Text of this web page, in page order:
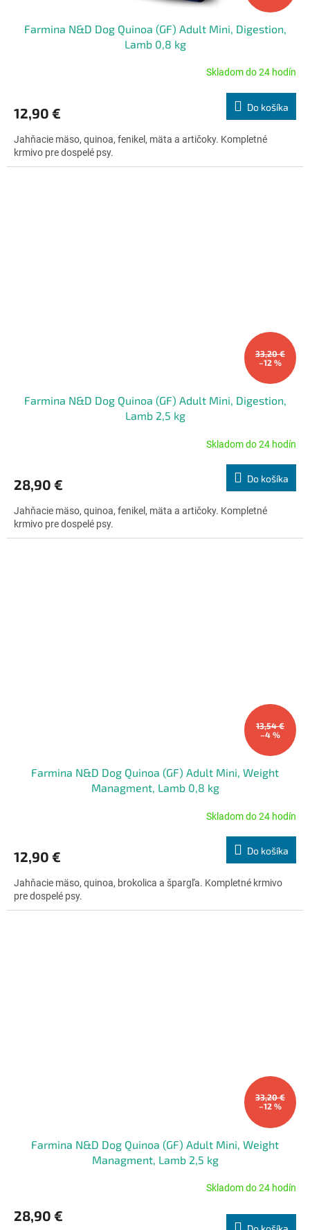
Farmina N&D Dog Quinoa (GF) Adult Mini, Digestion,
Lamb 0,8 kg
je
z
5
hviezdičiek.
Skladom do 24 hodín
12,90 € Do košíka
Jahňacie mäso, quinoa, fenikel, mäta a artičoky. Kompletné
krmivo pre dospelé psy.
33,20 €
–12 %
Farmina N&D Dog Quinoa (GF) Adult Mini, Digestion,
Lamb 2,5 kg
je
z
5
hviezdičiek.
Skladom do 24 hodín
28,90 € Do košíka
Jahňacie mäso, quinoa, fenikel, mäta a artičoky. Kompletné
krmivo pre dospelé psy.
13,54 €
–4 %
Farmina N&D Dog Quinoa (GF) Adult Mini, Weight
Managment, Lamb 0,8 kg
je
z
5
hviezdičiek.
Skladom do 24 hodín
12,90 € Do košíka
Jahňacie mäso, quinoa, brokolica a špargľa. Kompletné krmivo
pre dospelé psy.
33,20 €
–12 %
Farmina N&D Dog Quinoa (GF) Adult Mini, Weight
Managment, Lamb 2,5 kg
produktu
Skladom do 24 hodín
28,90 €